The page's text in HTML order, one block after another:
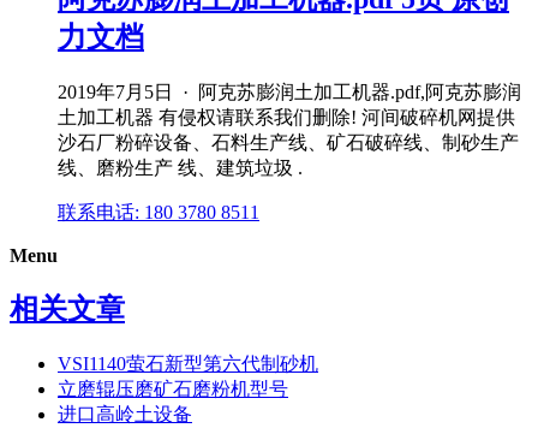
力文档
2019年7月5日 · 阿克苏膨润土加工机器.pdf,阿克苏膨润
土加工机器 有侵权请联系我们删除! 河间破碎机网提供
沙石厂粉碎设备、石料生产线、矿石破碎线、制砂生产
线、磨粉生产 线、建筑垃圾 .
联系电话: 180 3780 8511
Menu
相关文章
VSI1140萤石新型第六代制砂机
立磨辊压磨矿石磨粉机型号
进口高岭土设备